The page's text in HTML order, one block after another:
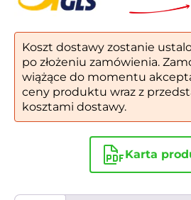
Koszt dostawy zostanie
po złożeniu zamówienia.
wiążące do momentu
ceny produktu wraz z
kosztami dostawy.
Karta